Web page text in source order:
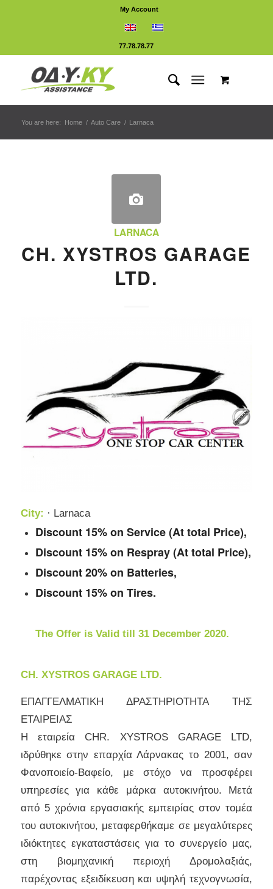
My Account
77.78.78.77
You are here: Home / Auto Care / Larnaca
LARNACA
CH. XYSTROS GARAGE
LTD.
City: · Larnaca
Discount 15% on Service (At total Price),
Discount 15% on Respray (At total Price),
Discount 20% on Batteries,
Discount 15% on Tires.
The Offer is Valid till 31 December 2020.
CH. XYSTROS GARAGE LTD.
ΕΠΑΓΓΕΛΜΑΤΙΚΗ ΔΡΑΣΤΗΡΙΟΤΗΤΑ ΤΗΣ
ΕΤΑΙΡΕΙΑΣ
Η εταιρεία CHR. XYSTROS GARAGE LTD,
ιδρύθηκε στην επαρχία Λάρνακας το 2001, σαν
Φανοποιείο-Βαφείο, με στόχο να προσφέρει
υπηρεσίες για κάθε μάρκα αυτοκινήτου. Μετά
από 5 χρόνια εργασιακής εμπειρίας στον τομέα
του αυτοκινήτου, μεταφερθήκαμε σε μεγαλύτερες
ιδιόκτητες εγκαταστάσεις για το συνεργείο μας,
στη βιομηχανική περιοχή Δρομολαξιάς,
παρέχοντας εξειδίκευση και υψηλή τεχνογνωσία,